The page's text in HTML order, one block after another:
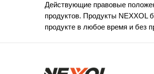
Действующие правовые
продуктов. Продукты NEXXOL
продукте в любое время и без